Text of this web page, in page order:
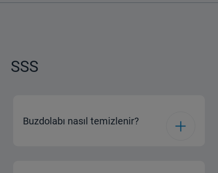
SSS
Buzdolabı nasıl temizlenir?